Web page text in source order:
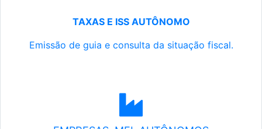
TAXAS E ISS AUTÔNOMO
Emissão de guia e consulta da situação fiscal.